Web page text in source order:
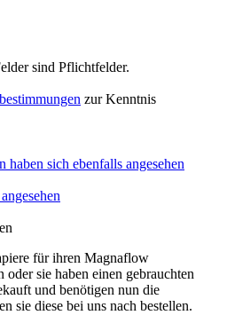
sind Pflichtfelder.
zur Kenntnis
haben sich ebenfalls angesehen
für ihren Magnaflow
sie haben einen gebrauchten
und benötigen nun die
sie diese bei uns nach bestellen.